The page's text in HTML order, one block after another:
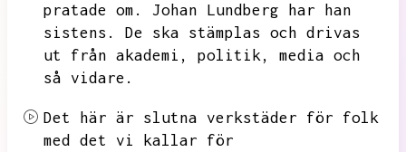
pratade om.
Johan Lundberg har han
sistens.
De ska stämplas och drivas
ut från akademi,
politik,
media och
så vidare.
Det här är slutna verkstäder för folk
med det vi kallar för